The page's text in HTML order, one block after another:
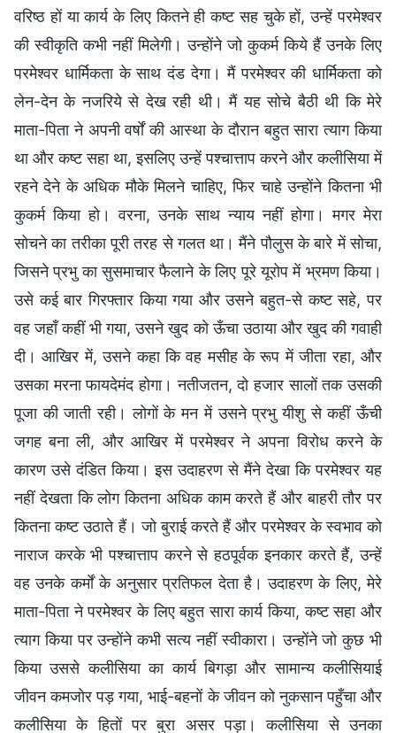
वरिष्ठ हों या कार्य के लिए कितने ही कष्ट सह चुके हों, उन्हें परमेश्वर
की स्वीकृति कभी नहीं मिलेगी। उन्होंने जो कुकर्म किये हैं उनके लिए
परमेश्वर धार्मिकता के साथ दंड देगा। मैं परमेश्वर की धार्मिकता को
लेन-देन के नजरिये से देख रही थी। मैं यह सोचे बैठी थी कि मेरे
माता-पिता ने अपनी वर्षों की आस्था के दौरान बहुत सारा त्याग किया
था और कष्ट सहा था, इसलिए उन्हें पश्चात्ताप करने और कलीसिया में
रहने देने के अधिक मौके मिलने चाहिए, फिर चाहे उन्होंने कितना भी
कुकर्म किया हो। वरना, उनके साथ न्याय नहीं होगा। मगर मेरा
सोचने का तरीका पूरी तरह से गलत था। मैंने पौलुस के बारे में सोचा,
जिसने प्रभु का सुसमाचार फैलाने के लिए पूरे यूरोप में भ्रमण किया।
उसे कई बार गिरफ्तार किया गया और उसने बहुत-से कष्ट सहे, पर
वह जहाँ कहीं भी गया, उसने खुद को ऊँचा उठाया और खुद की गवाही
दी। आखिर में, उसने कहा कि वह मसीह के रूप में जीता रहा, और
उसका मरना फायदेमंद होगा। नतीजतन, दो हजार सालों तक उसकी
पूजा की जाती रही। लोगों के मन में उसने प्रभु यीशु से कहीं ऊँची
जगह बना ली, और आखिर में परमेश्वर ने अपना विरोध करने के
कारण उसे दंडित किया। इस उदाहरण से मैंने देखा कि परमेश्वर यह
नहीं देखता कि लोग कितना अधिक काम करते हैं और बाहरी तौर पर
कितना कष्ट उठाते हैं। जो बुराई करते हैं और परमेश्वर के स्वभाव को
नाराज करके भी पश्चात्ताप करने से हठपूर्वक इनकार करते हैं, उन्हें
वह उनके कर्मों के अनुसार प्रतिफल देता है। उदाहरण के लिए, मेरे
माता-पिता ने परमेश्वर के लिए बहुत सारा कार्य किया, कष्ट सहा और
त्याग किया पर उन्होंने कभी सत्य नहीं स्वीकारा। उन्होंने जो कुछ भी
किया उससे कलीसिया का कार्य बिगड़ा और सामान्य कलीसियाई
जीवन कमजोर पड़ गया, भाई-बहनों के जीवन को नुकसान पहुँचा और
कलीसिया के हितों पर बुरा असर पड़ा। कलीसिया से उनका